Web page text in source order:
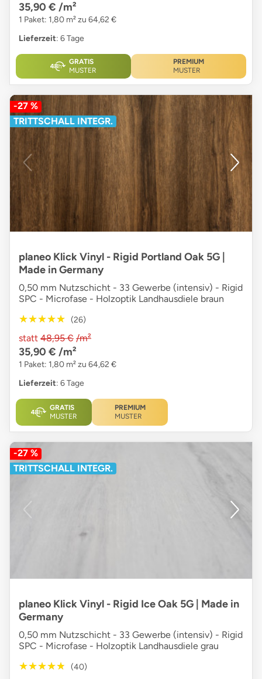
35,90 € /m²
1 Paket: 1,80 m² zu 64,62 €
Lieferzeit: 6 Tage
GRATIS
MUSTER
PREMIUM
MUSTER
-27 %
TRITTSCHALL INTEGR.
planeo Klick Vinyl - Rigid Portland Oak 5G |
Made in Germany
0,50 mm Nutzschicht - 33 Gewerbe (intensiv) - Rigid
SPC - Microfase - Holzoptik Landhausdiele braun
★★★★★
★★★★★ (26)
statt 48,95 € /m²
35,90 € /m²
1 Paket: 1,80 m² zu 64,62 €
Lieferzeit: 6 Tage
GRATIS
MUSTER
PREMIUM
MUSTER
-27 %
TRITTSCHALL INTEGR.
planeo Klick Vinyl - Rigid Ice Oak 5G | Made in
Germany
0,50 mm Nutzschicht - 33 Gewerbe (intensiv) - Rigid
SPC - Microfase - Holzoptik Landhausdiele grau
★★★★★
★★★★★ (40)